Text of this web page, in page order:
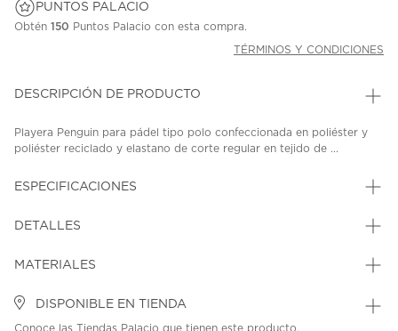
PUNTOS PALACIO
Obtén 150 Puntos Palacio con esta compra.
TÉRMINOS Y CONDICIONES
DESCRIPCIÓN DE PRODUCTO
Playera Penguin para pádel tipo polo confeccionada en poliéster y
poliéster reciclado y elastano de corte regular en tejido de ...
ESPECIFICACIONES
DETALLES
MATERIALES
DISPONIBLE EN TIENDA
Conoce las Tiendas Palacio que tienen este producto.